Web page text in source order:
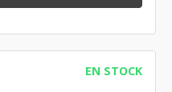
EN STOCK